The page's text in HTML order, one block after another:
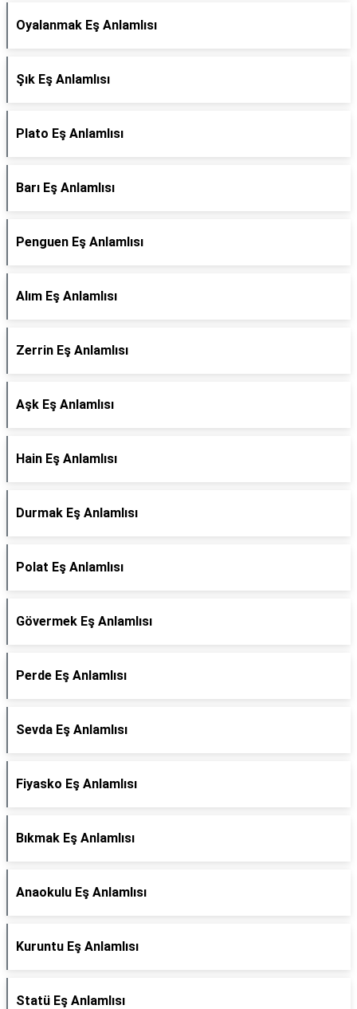
Oyalanmak Eş Anlamlısı
Şık Eş Anlamlısı
Plato Eş Anlamlısı
Barı Eş Anlamlısı
Penguen Eş Anlamlısı
Alım Eş Anlamlısı
Zerrin Eş Anlamlısı
Aşk Eş Anlamlısı
Hain Eş Anlamlısı
Durmak Eş Anlamlısı
Polat Eş Anlamlısı
Gövermek Eş Anlamlısı
Perde Eş Anlamlısı
Sevda Eş Anlamlısı
Fiyasko Eş Anlamlısı
Bıkmak Eş Anlamlısı
Anaokulu Eş Anlamlısı
Kuruntu Eş Anlamlısı
Statü Eş Anlamlısı